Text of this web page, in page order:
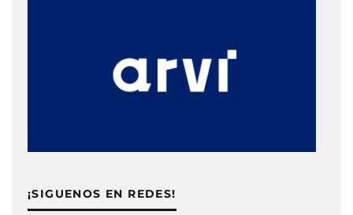
¡SIGUENOS EN REDES!